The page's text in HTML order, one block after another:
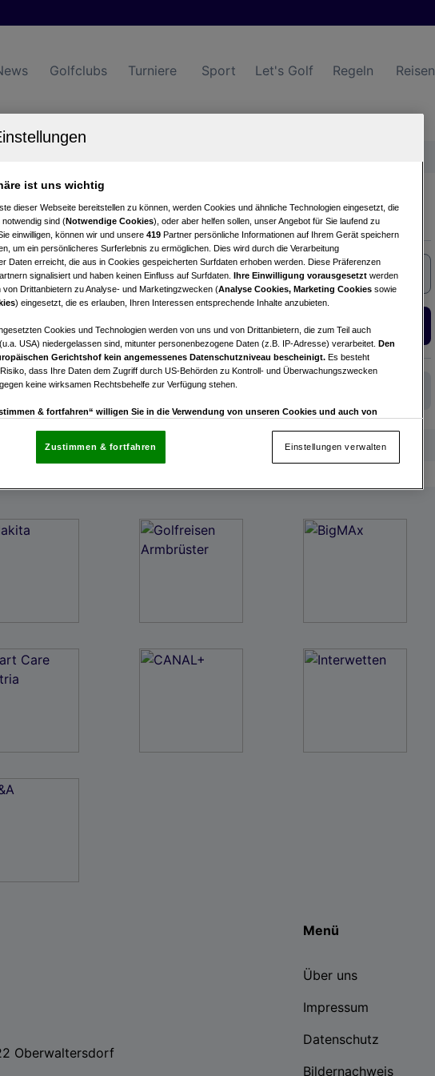
Golfclubs Turniere Sport Let's Golf Regeln Reisen
Turniere Events Hotels Suche
Oberwaltersdorf
Menü
Über uns
Impressum
Datenschutz
Bildernachweis
ist uns wichtig
dieser Webseite bereitstellen zu können, werden Cookies und ähnliche Technologien eingesetzt, die
sind (Notwendige Cookies), oder aber helfen sollen, unser Angebot für Sie laufend zu
einwilligen, können wir und unsere 419 Partner persönliche Informationen auf Ihrem Gerät speichern
um ein persönlicheres Surferlebnis zu ermöglichen. Dies wird durch die Verarbeitung
Daten erreicht, die aus in Cookies gespeicherten Surfdaten erhoben werden. Diese Präferenzen
signalisiert und haben keinen Einfluss auf Surfdaten. Ihre Einwilligung vorausgesetzt werden
von Drittanbietern zu Analyse- und Marketingzwecken (Analyse Cookies, Marketing Cookies sowie
) eingesetzt, die es erlauben, Ihren Interessen entsprechende Inhalte anzubieten.
Cookies und Technologien werden von uns und von Drittanbietern, die zum Teil auch
USA) niedergelassen sind, mitunter personenbezogene Daten (z.B. IP-Adresse) verarbeitet. Den
Gerichtshof kein angemessenes Datenschutzniveau bescheinigt. Es besteht
dass Ihre Daten dem Zugriff durch US-Behörden zu Kontroll- und Überwachungszwecken
keine wirksamen Rechtsbehelfe zur Verfügung stehen.
& fortfahren“ willigen Sie in die Verwendung von unseren Cookies und auch von
sich auf jeder Seite unten im Footer befinden.
Partner verarbeiten Daten, um Folgendes bereitzustellen:
Einstellungen verwalten
Zustimmen & fortfahren